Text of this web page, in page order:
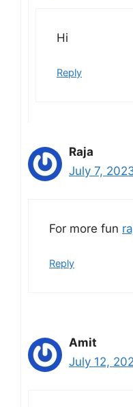
Hi
Reply
Raja
July 7,
For more fun
Reply
Amit
July 12,